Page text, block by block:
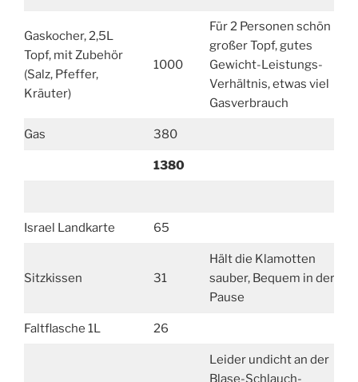
Gaskocher, 2,5L
Topf, mit Zubehör
(Salz, Pfeffer,
Kräuter)
1000
Für 2 Personen schön
großer Topf, gutes
Gewicht-Leistungs-
Verhältnis, etwas viel
Gasverbrauch
Gas 380
1380
Israel Landkarte 65
Sitzkissen 31
Hält die Klamotten
sauber, Bequem in der
Pause
Faltflasche 1L 26
Leider undicht an der
Blase-Schlauch-